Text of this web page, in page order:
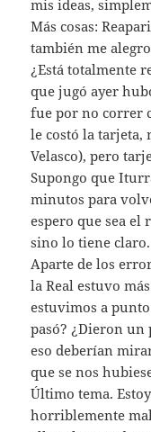
mis ideas,
Más cosas:
también me
¿Está totalmente
que jugó ayer
fue por no correr
le costó la tarjeta,
Velasco), pero
Supongo que
minutos para
espero que sea el
sino lo tiene claro.
Aparte de los
la Real estuvo
estuvimos a
pasó? ¿Dieron un
eso deberían
que se nos
Último tema.
horriblemente mal